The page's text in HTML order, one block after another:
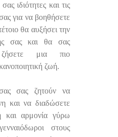
ιδιότητες και τις
για να βοηθήσετε
θα αυξήσει την
σας και θα σας
μια πιο
ζωή.
σας ζητούν να
και να διαδώσετε
και αρμονία γύρω
στους